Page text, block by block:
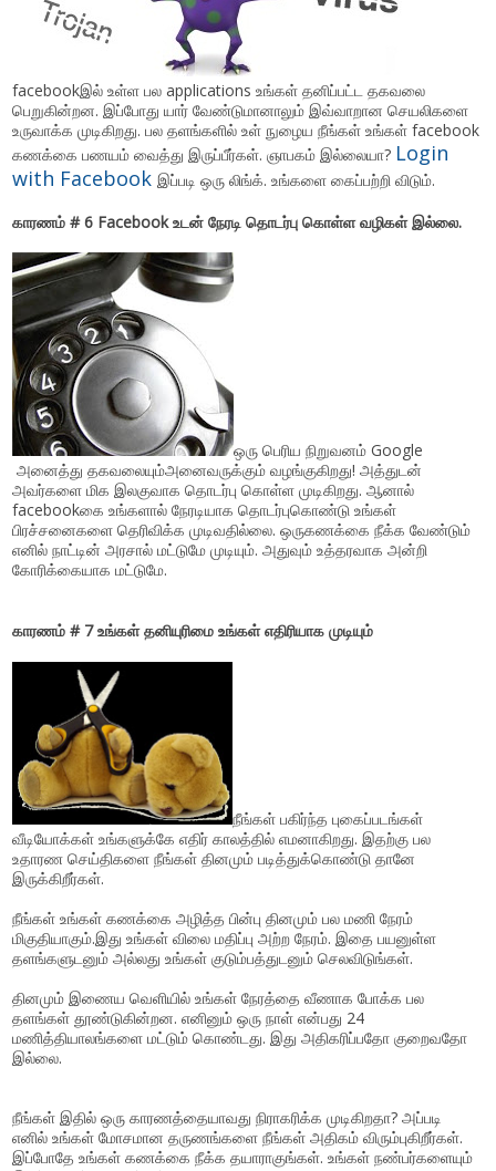
facebookஇல் உள்ள பல applications உங்கள் தனிப்பட்ட தகவலை
பெறுகின்றன. இப்போது யார் வேண்டுமானாலும் இவ்வாறான செயலிகளை
உருவாக்க முடிகிறது. பல தளங்களில் உள் நுழைய நீங்கள் உங்கள் facebook
கணக்கை பணயம் வைத்து இருப்பீர்கள். ஞாபகம் இல்லையா? Login
with Facebook இப்படி ஒரு லிங்க். உங்களை கைப்பற்றி விடும்.
காரணம் # 6 Facebook உடன் நேரடி தொடர்பு கொள்ள வழிகள் இல்லை.
ஒரு பெரிய நிறுவனம் Google
அனைத்து தகவலையும்அனைவருக்கும் வழங்குகிறது! அத்துடன்
அவர்களை மிக இலகுவாக தொடர்பு கொள்ள முடிகிறது. ஆனால்
facebookகை உங்களால் நேரடியாக தொடர்புகொண்டு உங்கள்
பிரச்சனைகளை தெரிவிக்க முடிவதில்லை. ஒருகணக்கை நீக்க வேண்டும்
எனில் நாட்டின் அரசால் மட்டுமே முடியும். அதுவும் உத்தரவாக அன்றி
கோரிக்கையாக மட்டுமே.
காரணம் # 7 உங்கள் தனியுரிமை உங்கள் எதிரியாக முடியும்
நீங்கள் பகிர்ந்த புகைப்படங்கள்
வீடியோக்கள் உங்களுக்கே எதிர் காலத்தில் எமனாகிறது. இதற்கு பல
உதாரண செய்திகளை நீங்கள் தினமும் படித்துக்கொண்டு தானே
இருக்கிறீர்கள்.
நீங்கள் உங்கள் கணக்கை அழித்த பின்பு தினமும் பல மணி நேரம்
மிகுதியாகும்.இது உங்கள் விலை மதிப்பு அற்ற நேரம். இதை பயனுள்ள
தளங்களுடனும் அல்லது உங்கள் குடும்பத்துடனும் செலவிடுங்கள்.
தினமும் இணைய வெளியில் உங்கள் நேரத்தை வீணாக போக்க பல
தளங்கள் தூண்டுகின்றன. எனினும் ஒரு நாள் என்பது 24
மணித்தியாலங்களை மட்டும் கொண்டது. இது அதிகரிப்பதோ குறைவதோ
இல்லை.
நீங்கள் இதில் ஒரு காரணத்தையாவது நிராகரிக்க முடிகிறதா? அப்படி
எனில் உங்கள் மோசமான தருணங்களை நீங்கள் அதிகம் விரும்புகிறீர்கள்.
இப்போதே உங்கள் கணக்கை நீக்க தயாராகுங்கள். உங்கள் நண்பர்களையும்